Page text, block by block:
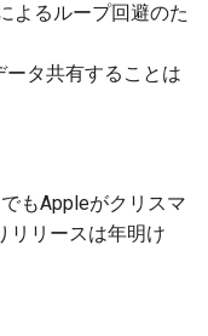
よるループ回避のた
タ共有することは
もAppleがクリスマ
リリースは年明け